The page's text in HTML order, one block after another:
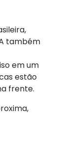
também
em um
estão
frente.